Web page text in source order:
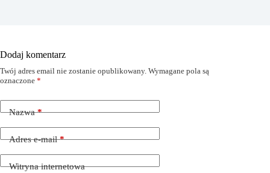
Dodaj komentarz
Twój adres email nie zostanie opublikowany. Wymagane pola są
oznaczone *
Nazwa*
Adres e-mail*
Witryna internetowa